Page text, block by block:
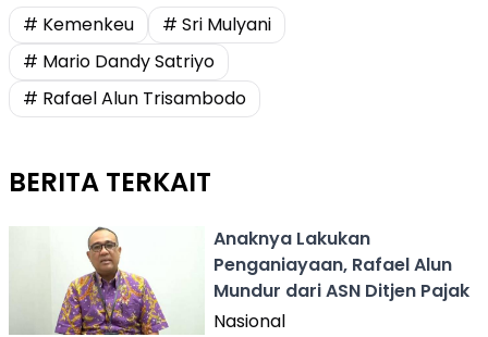
# Kemenkeu
# Sri Mulyani
# Mario Dandy Satriyo
# Rafael Alun Trisambodo
BERITA TERKAIT
Anaknya Lakukan
Penganiayaan, Rafael Alun
Mundur dari ASN Ditjen Pajak
Nasional